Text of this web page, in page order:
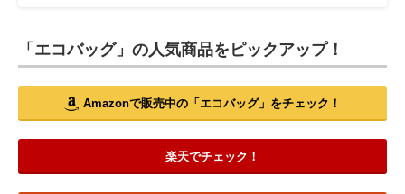
「エコバッグ」の人気商品をピックアップ！
Amazonで販売中の「エコバッグ」をチェック！
楽天でチェック！